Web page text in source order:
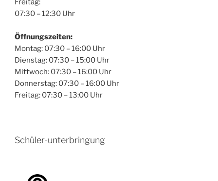
Freitag:
07:30 – 12:30 Uhr
Öffnungszeiten:
Montag: 07:30 – 16:00 Uhr
Dienstag: 07:30 – 15:00 Uhr
Mittwoch: 07:30 – 16:00 Uhr
Donnerstag: 07:30 – 16:00 Uhr
Freitag: 07:30 – 13:00 Uhr
Schüler-unterbringung